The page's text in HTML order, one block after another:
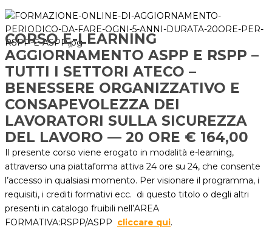
CORSO E-LEARNING
AGGIORNAMENTO ASPP E RSPP –
TUTTI I SETTORI ATECO –
BENESSERE ORGANIZZATIVO E
CONSAPEVOLEZZA DEI
LAVORATORI SULLA SICUREZZA
DEL LAVORO — 20 ORE € 164,00
Il presente corso viene erogato in modalità e-learning,
attraverso una piattaforma attiva 24 ore su 24, che consente
l’accesso in qualsiasi momento. Per visionare il programma, i
requisiti, i crediti formativi ecc. di questo titolo o degli altri
presenti in catalogo fruibili nell’AREA
FORMATIVA:RSPP/ASPP cliccare qui.